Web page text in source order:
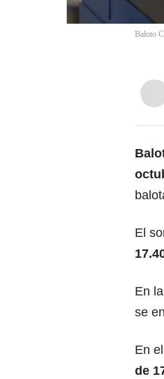
Baloto
El
En
se
En
de